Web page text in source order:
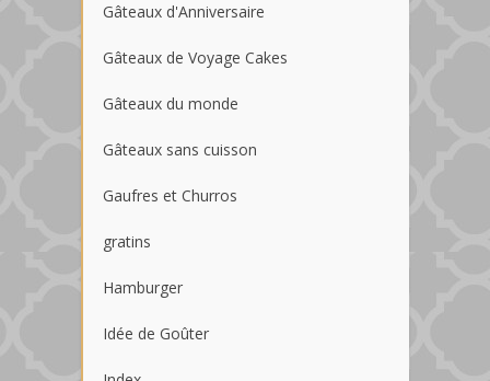
Gâteaux d'Anniversaire
Gâteaux de Voyage Cakes
Gâteaux du monde
Gâteaux sans cuisson
Gaufres et Churros
gratins
Hamburger
Idée de Goûter